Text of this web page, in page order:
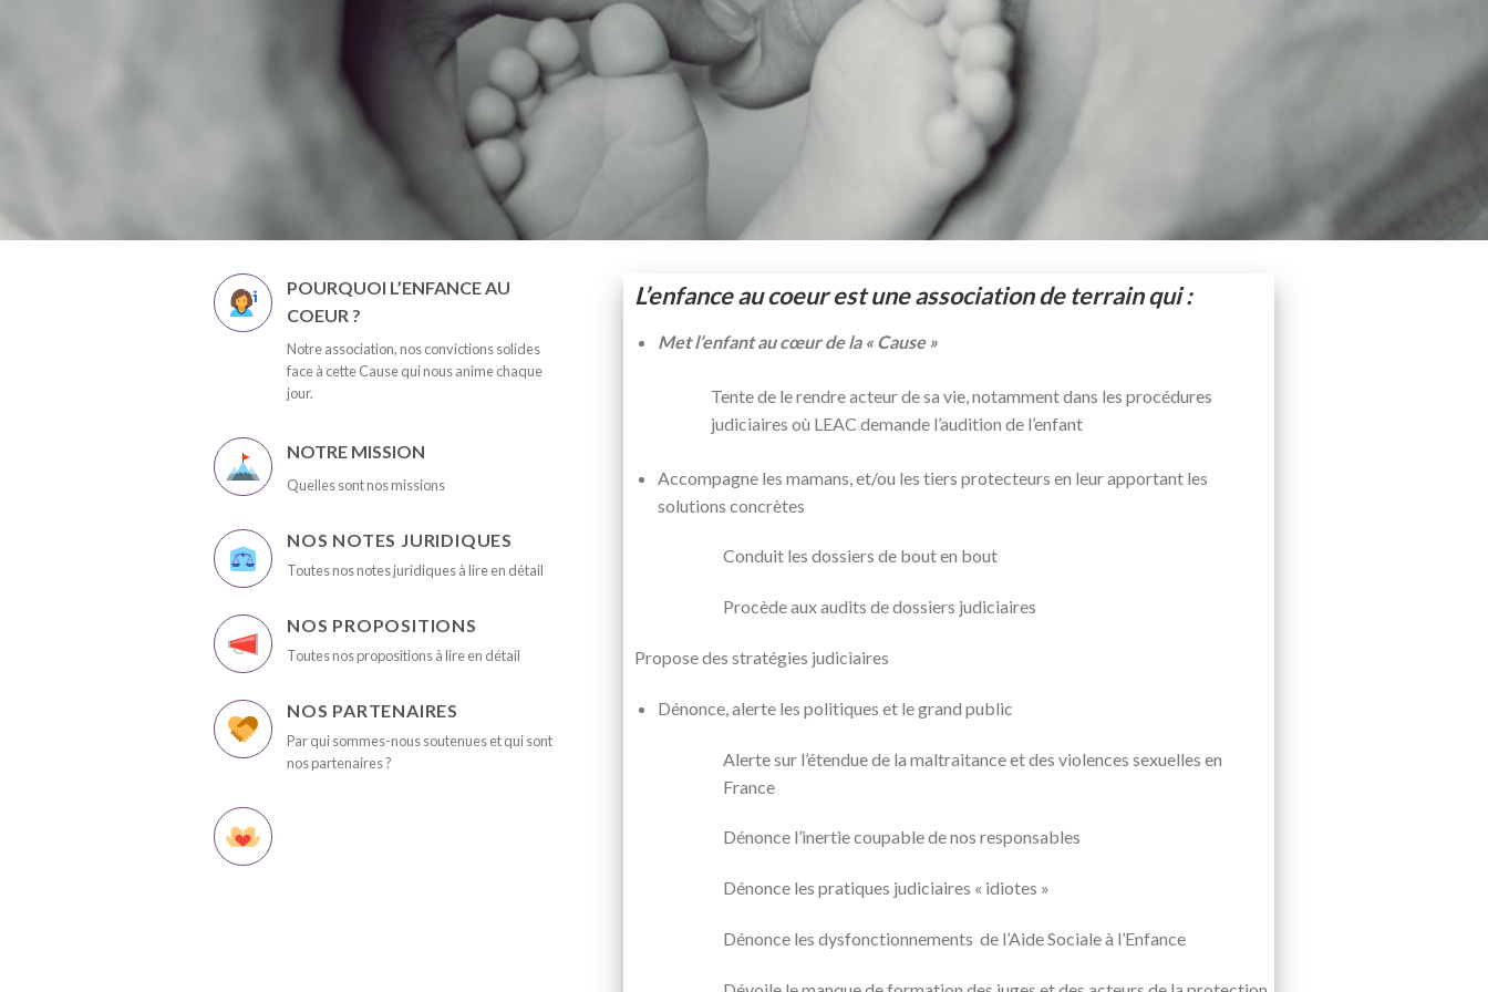
POURQUOI L’ENFANCE AU
COEUR ?
Notre association, nos convictions solides
face à cette Cause qui nous anime chaque
jour.
NOTRE MISSION
Quelles sont nos missions
NOS NOTES JURIDIQUES
Toutes nos notes juridiques à lire en détail
NOS PROPOSITIONS
Toutes nos propositions à lire en détail
NOS PARTENAIRES
Par qui sommes-nous soutenues et qui sont
nos partenaires ?
L’enfance au coeur est une association de terrain qui :
Met l’enfant au cœur de la « Cause »
Tente de le rendre acteur de sa vie, notamment dans les procédures
judiciaires où LEAC demande l’audition de l’enfant
Accompagne les mamans, et/ou les tiers protecteurs en leur apportant les
solutions concrètes
Conduit les dossiers de bout en bout
Procède aux audits de dossiers judiciaires
Propose des stratégies judiciaires
Dénonce, alerte les politiques et le grand public
Alerte sur l’étendue de la maltraitance et des violences sexuelles en
France
Dénonce l’inertie coupable de nos responsables
Dénonce les pratiques judiciaires « idiotes »
Dénonce les dysfonctionnements de l’Aide Sociale à l’Enfance